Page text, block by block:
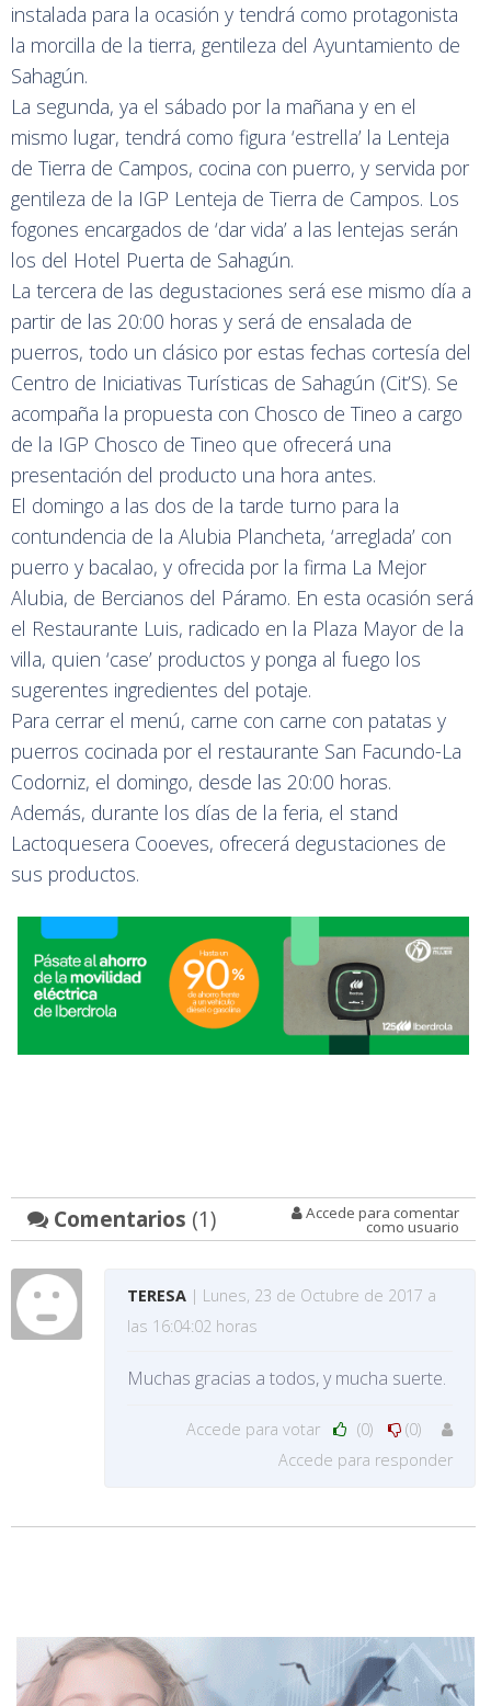
instalada para la ocasión y tendrá como protagonista
la morcilla de la tierra, gentileza del Ayuntamiento de
Sahagún.
La segunda, ya el sábado por la mañana y en el
mismo lugar, tendrá como figura ‘estrella’ la Lenteja
de Tierra de Campos, cocina con puerro, y servida por
gentileza de la IGP Lenteja de Tierra de Campos. Los
fogones encargados de ‘dar vida’ a las lentejas serán
los del Hotel Puerta de Sahagún.
La tercera de las degustaciones será ese mismo día a
partir de las 20:00 horas y será de ensalada de
puerros, todo un clásico por estas fechas cortesía del
Centro de Iniciativas Turísticas de Sahagún (Cit’S). Se
acompaña la propuesta con Chosco de Tineo a cargo
de la IGP Chosco de Tineo que ofrecerá una
presentación del producto una hora antes.
El domingo a las dos de la tarde turno para la
contundencia de la Alubia Plancheta, ‘arreglada’ con
puerro y bacalao, y ofrecida por la firma La Mejor
Alubia, de Bercianos del Páramo. En esta ocasión será
el Restaurante Luis, radicado en la Plaza Mayor de la
villa, quien ‘case’ productos y ponga al fuego los
sugerentes ingredientes del potaje.
Para cerrar el menú, carne con carne con patatas y
puerros cocinada por el restaurante San Facundo-La
Codorniz, el domingo, desde las 20:00 horas.
Además, durante los días de la feria, el stand
Lactoquesera Cooeves, ofrecerá degustaciones de
sus productos.
Comentarios (1) Accede para comentar
como usuario
TERESA | Lunes, 23 de Octubre de 2017 a
las 16:04:02 horas
Muchas gracias a todos, y mucha suerte.
Accede para votar (0)
(0)
Accede para responder